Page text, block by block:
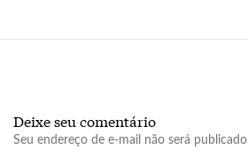
Deixe seu comentário
Seu endereço de e-mail não será